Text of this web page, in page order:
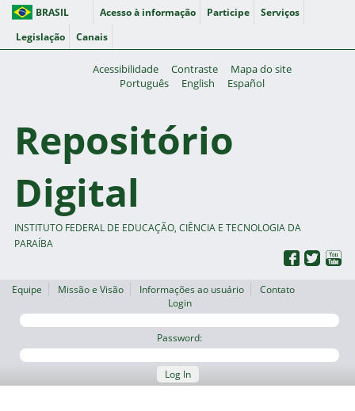
BRASIL Acesso à informação Participe
Serviços
Legislação
Canais
Acessibilidade Contraste
Mapa do site
Português
English Español
Repositório
Digital
INSTITUTO FEDERAL DE EDUCAÇÃO, CIÊNCIA E TECNOLOGIA DA
PARAÍBA
Equipe Missão e Visão Informações ao usuário
Contato
Login
Password:
Log In